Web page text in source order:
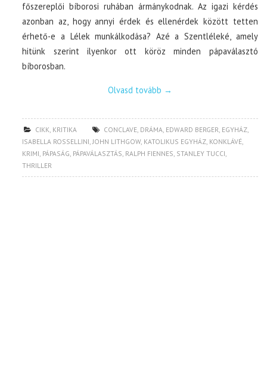
főszereplői bíborosi ruhában ármánykodnak. Az igazi kérdés
azonban az, hogy annyi érdek és ellenérdek között tetten
érhető-e a Lélek munkálkodása? Azé a Szentléleké, amely
hitünk szerint ilyenkor ott köröz minden pápaválasztó
bíborosban.
Olvasd tovább →
CIKK, KRITIKA CONCLAVE, DRÁMA, EDWARD BERGER, EGYHÁZ,
ISABELLA ROSSELLINI,JOHN LITHGOW, KATOLIKUS EGYHÁZ, KONKLÁVÉ,
KRIMI, PÁPASÁG, PÁPAVÁLASZTÁS, RALPH FIENNES, STANLEY TUCCI,
THRILLER